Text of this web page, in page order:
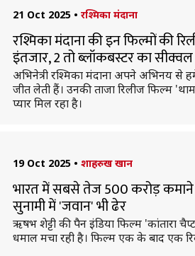
21 Oct 2025 • रश्मिका मंदाना
रश्मिका मंदाना की इन फिल्मों की
इंतजार, 2 तो ब्लॉकबस्टर का सीक्वल
अभिनेत्री रश्मिका मंदाना अपने अभिनय से
जीत लेती हैं। उनकी ताजा रिलीज फिल्म
प्यार मिल रहा है।
19 Oct 2025 • शाहरुख खान
भारत में सबसे तेज 500 करोड़ कमाने
सुनामी में 'जवान' भी ढेर
ऋषभ शेट्टी की पैन इंडिया फिल्म 'कांतारा
धमाल मचा रही है। फिल्म एक के बाद एक